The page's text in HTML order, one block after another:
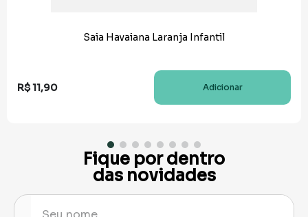
Saia Havaiana Laranja Infantil
R$11,90 Adicionar
Fique por dentro
das novidades